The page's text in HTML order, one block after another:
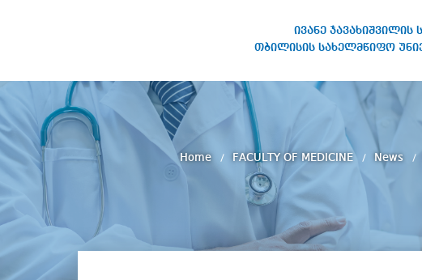
ივანე ჯავახიშვილის
თბილისის სახელმწიფო
STATE UNIVERSITY
Home FACULTY OF MEDICINE News